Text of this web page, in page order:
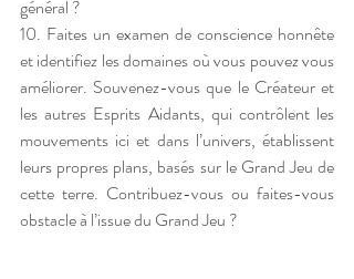
général ?
10. Faites un examen de conscience honnête
et identifiez les domaines où vous pouvez vous
améliorer. Souvenez-vous que le Créateur et
les autres Esprits Aidants, qui contrôlent les
mouvements ici et dans l’univers, établissent
leurs propres plans, basés sur le Grand Jeu de
cette terre. Contribuez-vous ou faites-vous
obstacle à l’issue du Grand Jeu ?